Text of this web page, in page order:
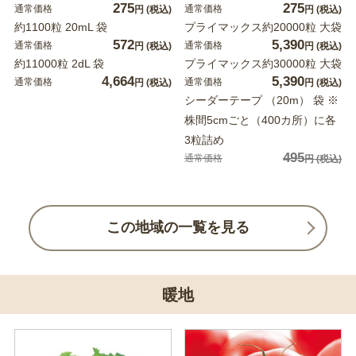
通常価格 275円 (税込)
約1100粒 20mL 袋
通常価格 572円 (税込)
約11000粒 2dL 袋
通常価格 4,664円 (税込)
通常価格 275円 (税込)
プライマックス約20000粒 大袋
通常価格 5,390円 (税込)
プライマックス約30000粒 大袋
通常価格 5,390円 (税込)
シーダーテープ （20m） 袋 ※
株間5cmごと（400カ所）に各
3粒詰め
通常価格 495円(税込)
この地域の一覧を見る
暖地